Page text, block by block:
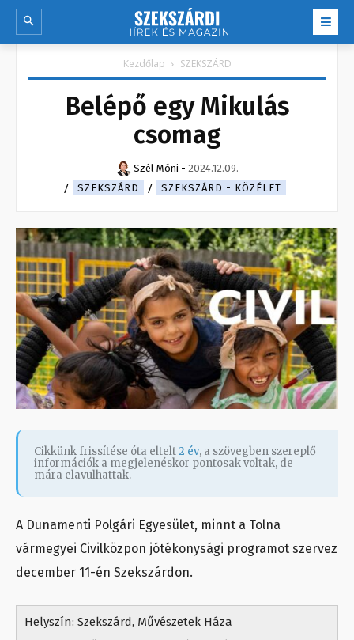
Kezdőlap SZEKSZÁRD
Belépő egy Mikulás
csomag
Szél Móni - 2024.12.09.
SZEKSZÁRD
SZEKSZÁRD - KÖZÉLET
Cikkünk frissítése óta eltelt2 év, a szövegben szereplő
információk a megjelenéskor pontosak voltak, de
mára elavulhattak.
A Dunamenti Polgári Egyesület, minnt a Tolna
vármegyei Civilközpon jótékonysági programot szervez
december 11-én Szekszárdon.
Helyszín: Szekszárd, Művészetek Háza